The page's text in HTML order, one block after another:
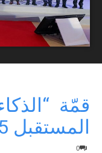
قمّة
المستقبل 2025”
0